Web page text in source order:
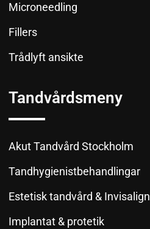
Tandvårdsmeny
Akut Tandvård Stockholm
Tandhygienistbehandlingar
Estetisk tandvård & Invisalign
Implantat & protetik
Microneedling
Fillers
Trådlyft ansikte